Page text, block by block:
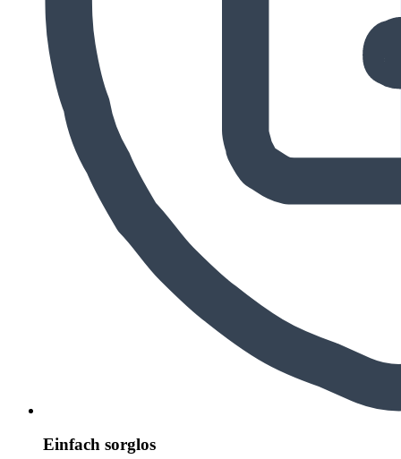
Einfach sorglos